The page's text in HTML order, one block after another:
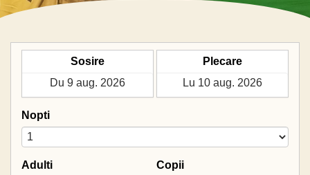
Sosire Plecare
Nopti
Adulti Copii